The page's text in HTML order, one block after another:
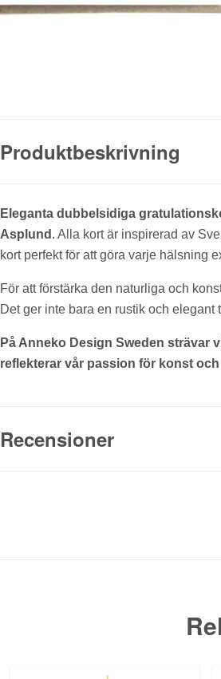
Produktbeskrivning
Eleganta dubbelsidiga
Asplund . Alla kort är inspirerad av
kort perfekt för att göra varje hälsning
För att förstärka den naturliga och
Det ger inte bara en rustik och
På Anneko Design Sweden strävar
reflekterar vår passion för konst
Recensioner